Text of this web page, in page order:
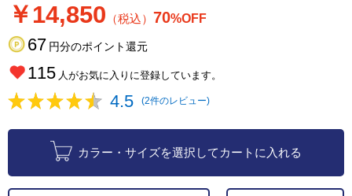
￥14,850 （税込） 70%OFF
67 円分のポイント還元
115 人がお気に入りに登録しています。
4.5 (2件のレビュー)
カラー・サイズを選択してカートに入れる